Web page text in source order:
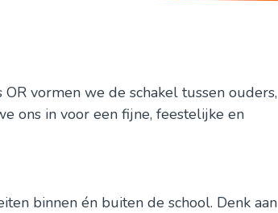
vormen we de schakel tussen ouders,
ons in voor een fijne, feestelijke en
binnen én buiten de school. Denk aan